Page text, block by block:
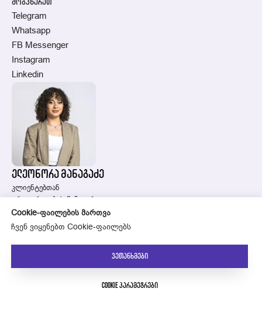
Cookie-ფაილების მართვა
ჩვენ ვიყენებთ Cookie-ფაილებს
ვეთანხმები
Cookie პარამეტრები
ელეონორა მანაგაძე
კლიენტებთან
ურთიერთობის მენეჯერი
Telegram
Whatsapp
FB Messenger
Instagram
Linkedin